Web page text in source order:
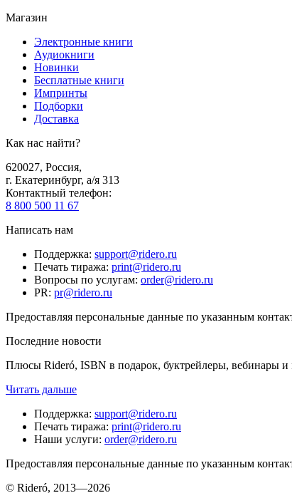
Магазин
Электронные книги
Аудиокниги
Новинки
Бесплатные книги
Импринты
Подборки
Доставка
Как нас найти?
620027, Россия,
г. Екатеринбург, а/я 313
Контактный телефон:
8 800 500 11 67
Написать нам
Поддержка: support@ridero.ru
Печать тиража: print@ridero.ru
Вопросы по услугам: order@ridero.ru
PR: pr@ridero.ru
Предоставляя персональные данные по указанным
Последние новости
Плюсы Rideró, ISBN в подарок, буктрейлеры, вебинары и
Читать дальше
Поддержка: support@ridero.ru
Печать тиража: print@ridero.ru
Наши услуги: order@ridero.ru
Предоставляя персональные данные по указанным
© Rideró, 2013—2026